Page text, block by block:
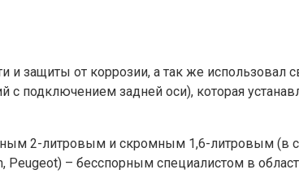
и защиты от коррозии, а так же
с подключением задней оси), которая
2-литровым и скромным 1,6-литровым (в
Peugeot) – бесспорным специалистом в